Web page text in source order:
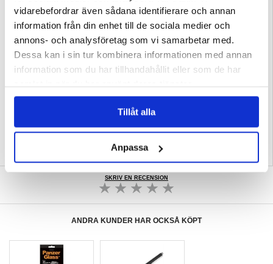
vidarebefordrar även sådana identifierare och annan
information från din enhet till de sociala medier och
annons- och analysföretag som vi samarbetar med.
Dessa kan i sin tur kombinera informationen med annan
information som du har tillhandahållit eller som de har
Tillåt alla
Anpassa
- Material: 100% återvunnen plast
- Tjocklek: 1mm
- Kompatibilitet: iPhone 14 Pro
- Kompatibel med trådlös laddning
- MagSafe-magneter ingår
- Mikrofiberfoder för extra skydd
Kompatibilitet: iPhone 14 Pro
Förpackning: Euroblister
SKRIV EN RECENSION
ANDRA KUNDER HAR OCKSÅ KÖPT